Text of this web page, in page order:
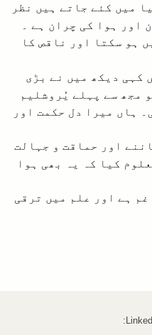
میں کئے جاتے ہیں نظر
اور ہوا کی چران ہے ۔
ہو سکتا اور ناقص کا
کہی دیکھ میں نے بڑی
مجھ سے پہلے یُروشلیم
ہاں میرا دل حکمت اور
اور حماقت و جہالت
کیا کہ یہ بھی ہوا
ہے اور علم میں ترقی